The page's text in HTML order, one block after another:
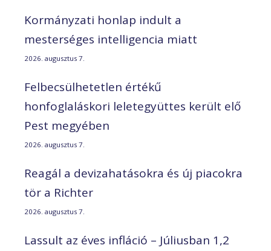
Kormányzati honlap indult a
mesterséges intelligencia miatt
2026. augusztus 7.
Felbecsülhetetlen értékű
honfoglaláskori leletegyüttes került elő
Pest megyében
2026. augusztus 7.
Reagál a devizahatásokra és új piacokra
tör a Richter
2026. augusztus 7.
Lassult az éves infláció – Júliusban 1,2